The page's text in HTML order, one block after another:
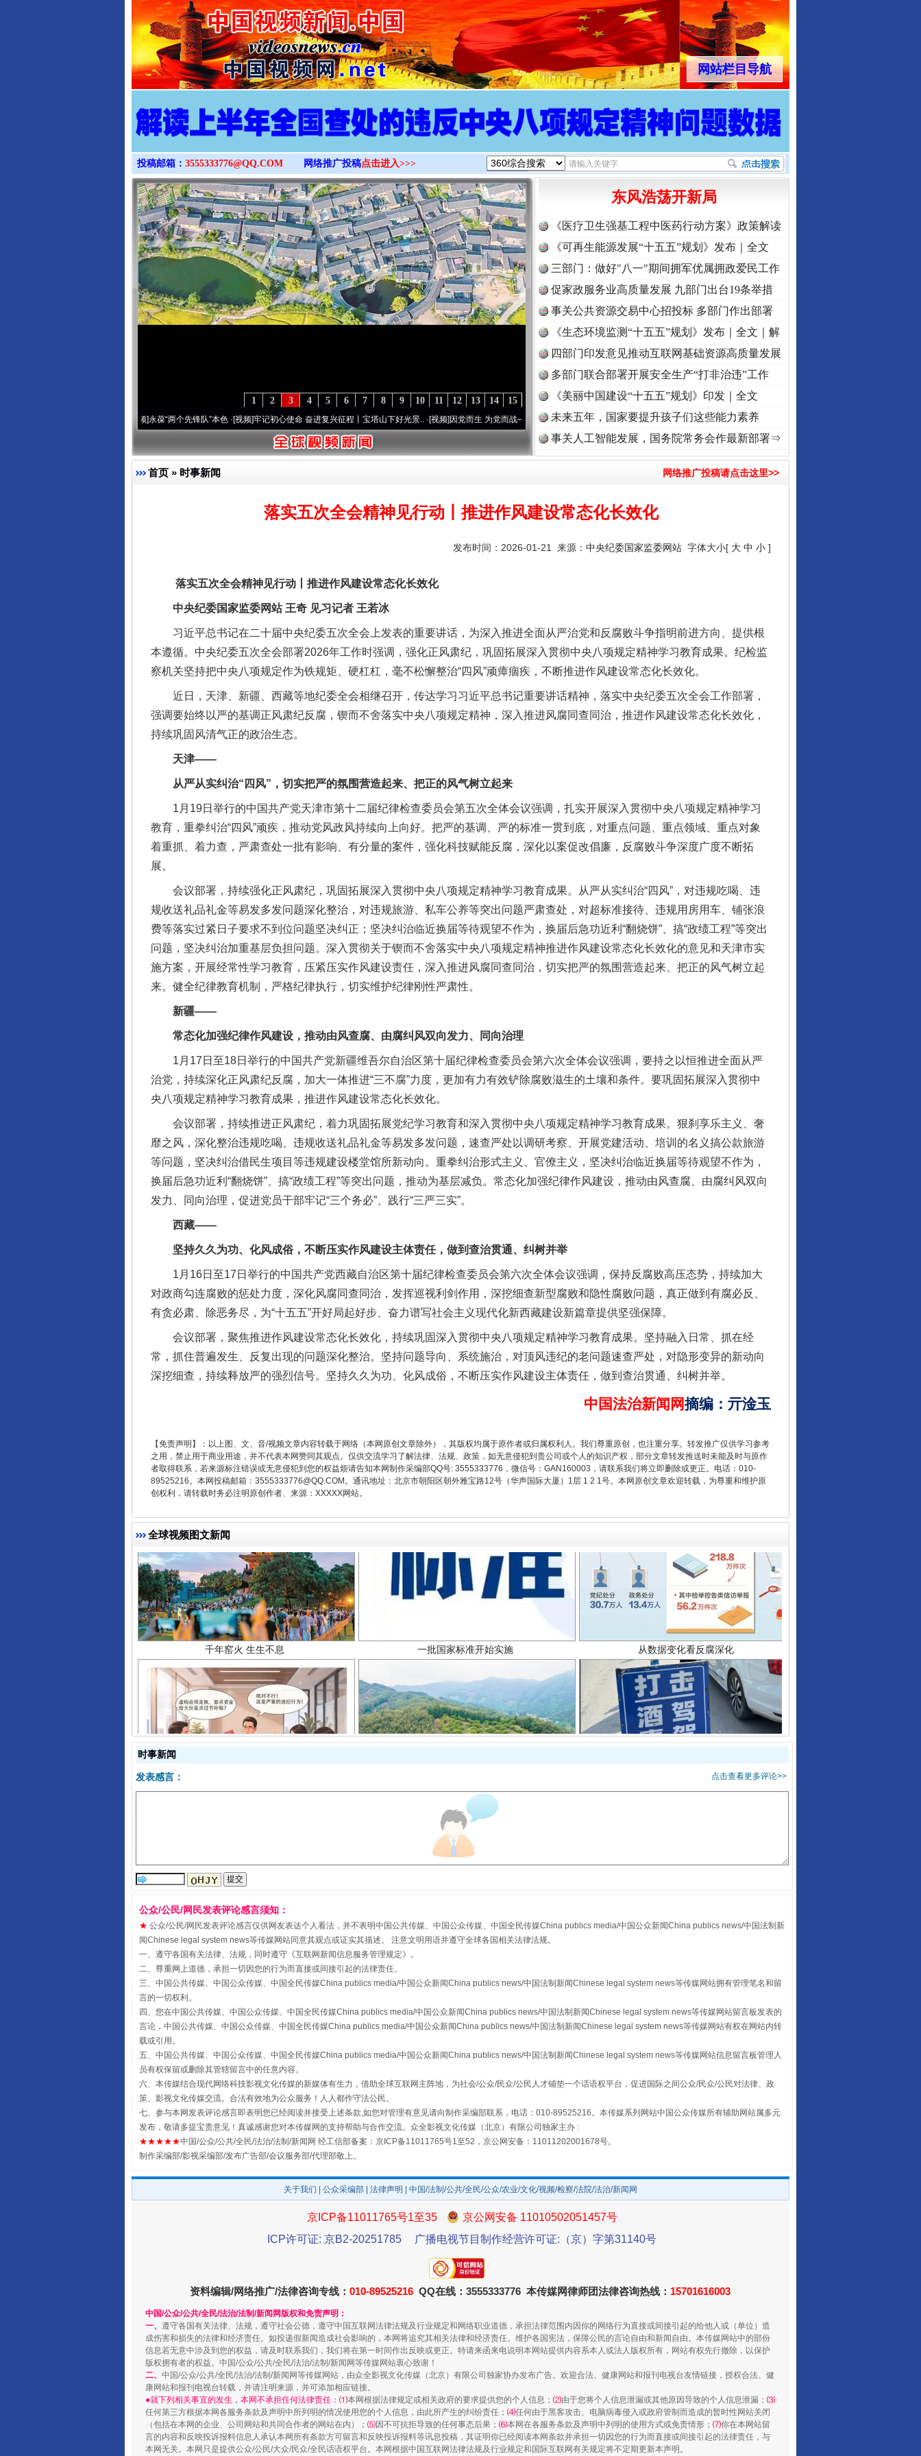
>
网站栏目导航
投稿邮箱： 3555333776@QQ.COM 网络推广投稿点击进入>>>
15
14
13
12
11
10
9
8
7
6
5
4
3
2
1
永葆“两个先锋队”本色·[视频]牢记初心使命 奋进复兴征程丨宝塔山下好光景..·[视频]因党而生 为党而战——百年“纪”事⑧加强纪律..·[视频] 牢记初心使命 奋进复兴征程丨“转折之城”激荡..
东风浩荡开新局
《医疗卫生强基工程中医药行动方案》政策解读
《可再生能源发展“十五五”规划》发布｜全文
三部门：做好"八一"期间拥军优属拥政爱民工作
促家政服务业高质量发展 九部门出台19条举措
事关公共资源交易中心招投标 多部门作出部署
《生态环境监测“十五五”规划》发布｜全文｜解
读
四部门印发意见推动互联网基础资源高质量发展
多部门联合部署开展安全生产“打非治违”工作
《美丽中国建设“十五五”规划》印发｜全文
未来五年，国家要提升孩子们这些能力素养
事关人工智能发展，国务院常务会作最新部署⇒
首页 » 时事新闻 网络推广投稿请点击这里>>
落实五次全会精神见行动丨推进作风建设常态化长效化
发布时间：2026-01-21 来源： 中央纪委国家监委网站 字体大小[ 大 中 小 ]
落实五次全会精神见行动丨推进作风建设常态化长效化
中央纪委国家监委网站 王奇 见习记者 王若冰
习近平总书记在二十届中央纪委五次全会上发表的重要讲话，为深入推进全面从严治党和反腐败斗争指明前进方向、提供根
本遵循。中央纪委五次全会部署2026年工作时强调，强化正风肃纪，巩固拓展深入贯彻中央八项规定精神学习教育成果。纪检监
察机关坚持把中央八项规定作为铁规矩、硬杠杠，毫不松懈整治“四风”顽瘴痼疾，不断推进作风建设常态化长效化。
近日，天津、新疆、西藏等地纪委全会相继召开，传达学习习近平总书记重要讲话精神，落实中央纪委五次全会工作部署，
强调要始终以严的基调正风肃纪反腐，锲而不舍落实中央八项规定精神，深入推进风腐同查同治，推进作风建设常态化长效化，
持续巩固风清气正的政治生态。
天津——
从严从实纠治“四风”，切实把严的氛围营造起来、把正的风气树立起来
1月19日举行的中国共产党天津市第十二届纪律检查委员会第五次全体会议强调，扎实开展深入贯彻中央八项规定精神学习
教育，重拳纠治“四风”顽疾，推动党风政风持续向上向好。把严的基调、严的标准一贯到底，对重点问题、重点领域、重点对象
着重抓、着力查，严肃查处一批有影响、有分量的案件，强化科技赋能反腐，深化以案促改倡廉，反腐败斗争深度广度不断拓
展。
会议部署，持续强化正风肃纪，巩固拓展深入贯彻中央八项规定精神学习教育成果。从严从实纠治“四风”，对违规吃喝、违
规收送礼品礼金等易发多发问题深化整治，对违规旅游、私车公养等突出问题严肃查处，对超标准接待、违规用房用车、铺张浪
费等落实过紧日子要求不到位问题坚决纠正；坚决纠治临近换届等待观望不作为，换届后急功近利“翻烧饼”、搞“政绩工程”等突出
问题，坚决纠治加重基层负担问题。深入贯彻关于锲而不舍落实中央八项规定精神推进作风建设常态化长效化的意见和天津市实
施方案，开展经常性学习教育，压紧压实作风建设责任，深入推进风腐同查同治，切实把严的氛围营造起来、把正的风气树立起
来。健全纪律教育机制，严格纪律执行，切实维护纪律刚性严肃性。
新疆——
常态化加强纪律作风建设，推动由风查腐、由腐纠风双向发力、同向治理
1月17日至18日举行的中国共产党新疆维吾尔自治区第十届纪律检查委员会第六次全体会议强调，要持之以恒推进全面从严
治党，持续深化正风肃纪反腐，加大一体推进“三不腐”力度，更加有力有效铲除腐败滋生的土壤和条件。要巩固拓展深入贯彻中
央八项规定精神学习教育成果，推进作风建设常态化长效化。
会议部署，持续推进正风肃纪，着力巩固拓展党纪学习教育和深入贯彻中央八项规定精神学习教育成果。狠刹享乐主义、奢
靡之风，深化整治违规吃喝、违规收送礼品礼金等易发多发问题，速查严处以调研考察、开展党建活动、培训的名义搞公款旅游
等问题，坚决纠治借民生项目等违规建设楼堂馆所新动向。重拳纠治形式主义、官僚主义，坚决纠治临近换届等待观望不作为，
换届后急功近利“翻烧饼”、搞“政绩工程”等突出问题，推动为基层减负。常态化加强纪律作风建设，推动由风查腐、由腐纠风双向
发力、同向治理，促进党员干部牢记“三个务必”、践行“三严三实”。
西藏——
坚持久久为功、化风成俗，不断压实作风建设主体责任，做到查治贯通、纠树并举
1月16日至17日举行的中国共产党西藏自治区第十届纪律检查委员会第六次全体会议强调，保持反腐败高压态势，持续加大
对政商勾连腐败的惩处力度，深化风腐同查同治，发挥巡视利剑作用，深挖细查新型腐败和隐性腐败问题，真正做到有腐必反、
有贪必肃、除恶务尽，为“十五五”开好局起好步、奋力谱写社会主义现代化新西藏建设新篇章提供坚强保障。
会议部署，聚焦推进作风建设常态化长效化，持续巩固深入贯彻中央八项规定精神学习教育成果。坚持融入日常、抓在经
常，抓住普遍发生、反复出现的问题深化整治。坚持问题导向、系统施治，对顶风违纪的老问题速查严处，对隐形变异的新动向
深挖细查，持续释放严的强烈信号。坚持久久为功、化风成俗，不断压实作风建设主体责任，做到查治贯通、纠树并举。
中国法治新闻网摘编 ： 亓淦玉
【免责声明】：以上图、文、音/视频文章内容转载于网络（本网原创文章除外），其版权均属于原作者或归属权利人。我们尊重原创，也注重分享。转发推广仅供学习参考
之用，禁止用于商业用途，并不代表本网赞同其观点。仅供交流学习了解法律、法规、政策，如无意侵犯到贵公司或个人的知识产权，部分文章转发推送时未能及时与原作
者取得联系，若来源标注错误或无意侵犯到您的权益烦请告知本网制作采编部QQ号: 3555333776，微信号：GAN160003，请联系我们将立即删除或更正。电话：010-
89525216。本网投稿邮箱：3555333776@QQ.COM。通讯地址：北京市朝阳区朝外雅宝路12号（华声国际大厦）1层 1 2 1号。本网原创文章欢迎转载，为尊重和维护原
创权利，请转载时务必注明原创作者、来源：XXXXX网站。
全球视频图文新闻
完善运行机制助力责任有效落实 一纸欠条伤亲情 巡回调解促和解..
千年窑火 生生不息 一批国家标准开始实施 从数据变化看反腐深化
受贿1.44亿！段成刚被判无期 从幼儿园到大学，有这些资助
全民健身五年计划来了！等你上场 事关残疾人未来5年 让传统村落焕发生机
阿坝州三大球赛在茂县开幕 规模最大的光氢储一体化项目 走走走！国家喊你健身啦
时事新闻
点击查看更多评论>>
发表感言：
公众/公民/网民发表评论感言须知：
★ 公众/公民/网民发表评论感言仅供网友表达个人看法，并不表明中国公共传媒、中国公众传媒、中国全民传媒China publics media/中国公众新闻China publics news/中国法制新
闻Chinese legal system news等传媒网站同意其观点或证实其描述。 注意文明用语并遵守全球各国相关法律法规。
一、遵守各国有关法律、法规，同时遵守《互联网新闻信息服务管理规定》。
二、尊重网上道德，承担一切因您的行为而直接或间接引起的法律责任。
三、中国公共传媒、中国公众传媒、中国全民传媒China publics media/中国公众新闻China publics news/中国法制新闻Chinese legal system news等传媒网站拥有管理笔名和留
言的一切权利。
四、您在中国公共传媒、中国公众传媒、中国全民传媒China publics media/中国公众新闻China publics news/中国法制新闻Chinese legal system news等传媒网站留言板发表的
言论，中国公共传媒、中国公众传媒、中国全民传媒China publics media/中国公众新闻China publics news/中国法制新闻Chinese legal system news等传媒网站有权在网站内转
载或引用。
五、中国公共传媒、中国公众传媒、中国全民传媒China publics media/中国公众新闻China publics news/中国法制新闻Chinese legal system news等传媒网站信息留言板管理人
员有权保留或删除其管辖留言中的任意内容。
六、本传媒结合现代网络科技影视文化传媒的新媒体有生力，借助全球互联网主阵地，为社会/公众/民众/公民人才铺垫一个话语权平台，促进国际之间公众/民众/公民对法律、政
策、影视文化传媒交流。合法有效地为公众服务！人人都作守法公民。
七、参与本网发表评论感言即表明您已经阅读并接受上述条款,如您对管理有意见请向制作采编部联系，电话：010-89525216。本传媒系列网站中国公众传媒所有辅助网站属多元
发布，敬请多提宝贵意见！真诚感谢您对本传媒网的支持帮助与合作交流。众全影视文化传媒（北京）有限公司独家主办 :
★★★★★中国/公众/公共/全民/法治/法制/新闻网 经工信部备案：京ICP备11011765号1至52，京公网安备：11011202001678号。
制作采编部/影视采编部/发布广告部/会议服务部/代理部敬上。
关于我们 公众采编部 法律声明 | 中国/法制/公共/全民/公众/农业/文化/视频/检察/法院/法治/新闻网
京ICP备11011765号1至35
京公网安备 11010502051457号
ICP许可证: 京B2-20251785
广播电视节目制作经营许可证:（京）字第31140号
资料编辑/网络推广/法律咨询专线： 010-89525216 QQ在线：3555333776 本传媒网律师团法律咨询热线： 15701616003
中国/公众/公共/全民/法治/法制/新闻网版权和免责声明：
一、 遵守各国有关法律、法规，遵守社会公德，遵守中国互联网法律法规及行业规定和网络职业道德，承担法律范围内因你的网络行为直接或间接引起的给他人或（单位）造
成伤害和损失的法律和经济责任。如投递假新闻造成社会影响的，本网将追究其相关法律和经济责任。维护各国宪法，保障公民的言论自由和新闻自由。本传媒网站中的部份
信息若无意中涉及到您的权益，请及时联系我们，我们将在第一时间作出反映或更正。特请来函来电说明本网站提供内容系本人或法人版权所有，网站有权先行撤除，以保护
版权拥有者的权益。中国/公众/公共/全民/法治/法制/新闻网等传媒网站衷心致谢！
二、 中国/公众/公共/全民/法治/法制/新闻网等传媒网站，由众全影视文化传媒（北京）有限公司独家协办发布广告。欢迎合法、健康网站和报刊电视台友情链接，授权合法、健
康网站和报刊电视台转载，并请注明来源，并可添加相应链接。
●就下列相关事宜的发生，本网不承担任何法律责任：⑴本网根据法律规定或相关政府的要求提供您的个人信息； ⑵由于您将个人信息泄漏或其他原因导致的个人信息泄漏； ⑶
任何第三方根据本网各服务条款及声明中所列明的情况使用您的个人信息，由此所产生的纠纷责任； ⑷任何由于黑客攻击、电脑病毒侵入或政府管制而造成的暂时性网站关闭
（包括在本网的企业、公司网站和共同合作者的网站在内）； ⑸因不可抗拒导致的任何事态后果； ⑹本网在各服务条款及声明中列明的使用方式或免责情形； ⑺你在本网站留
言的内容和反映投诉报料信息人承认本网所有条款方可留言和反映投诉报料等讯息投稿，其证明你已经阅读本网条款并承担一切因您的行为而直接或间接引起的法律责任，与
本网无关。本网只是提供公众/公民/大众/民众/全民话语权平台。本网根据中国互联网法律法规及行业规定和国际互联网有关规定将不定期更新本声明。